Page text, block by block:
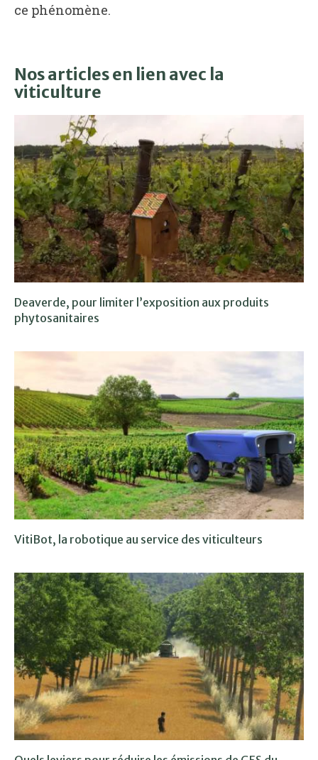
ce phénomène.
Nos articles en lien avec la
viticulture
Deaverde, pour limiter l’exposition aux produits
phytosanitaires
VitiBot, la robotique au service des viticulteurs